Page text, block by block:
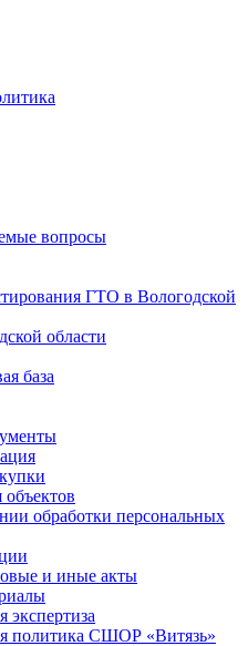
вопросы
ГТО в Вологодской
области
база
обработки персональных
и иные акты
экспертиза
политика СШОР «Витязь»